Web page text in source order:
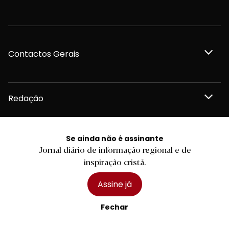
Se ainda não é assinante
Jornal diário de informação regional e de
inspiração cristã.
Assine já
Fechar
Contactos Gerais
Redação
Departamento Comercial